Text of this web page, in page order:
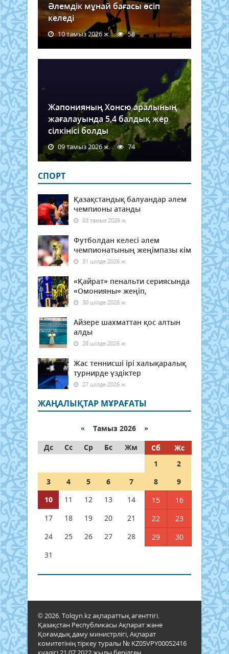
Әлемдік мұнай бағасы өсіп
келеді
10 тамыз 2026 ж. 58
Жапонияның Хонсю аралының
жағалауында 5,4 балдық жер
сілкінісі болды
09 тамыз 2026 ж. 74
СПОРТ
Қазақстандық балуандар әлем
чемпионы атанды
03 тамыз 2026 ж.
Футболдан келесі әлем
чемпионатының жеңімпазы кім
31 шілде 2026 ж.
«Қайрат» пенальти сериясында
«Омонияны» жеңіп,
30 шілде 2026 ж.
Айзере шахматтан қос алтын
алды
28 шілде 2026 ж.
Жас теннисші ірі халықаралық
турнирде үздіктер
27 шілде 2026 ж.
ЖАҢАЛЫҚТАР МҰРАҒАТЫ
« Тамыз 2026 »
Дс
Сс Ср Бс Жм Сб
Жс
1
2
3
4 5 6 7 8
9
10
11 12 13 14 15
16
17
18 19 20 21 22
23
24
25 26 27 28 29
30
31
© 2026. Tolqyn.kz ақпараттық агенттігі.
Қазақстан Республикасы Ақпарат және
Қоғамдық даму министрлігі, Ақпарат
комитетінің тіркеу туралы № KZ05VPY00052416